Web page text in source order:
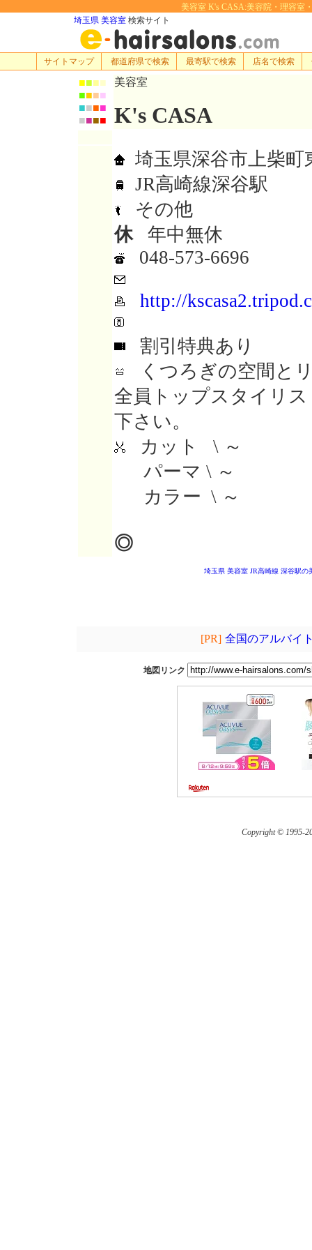
美容室 K's CASA:美容院・理容室
埼玉県 美容室 検索サイト
サイトマップ 都道府県で検索 最寄駅で検索 店名で検索
■■■■
■■■■
■■■■
■■■■
美容室
K's CASA
埼玉県深谷市上柴町
JR高崎線深谷駅
その他
休年中無休
048-573-6696
http://
割引特典あり
くつろぎの空間と
全員トップスタイリ
下さい。
カット \ ～
パーマ \ ～
カラー \ ～
◎
埼玉県 美容室 JR高崎線 深谷駅の
[PR] 全国のアルバイ
地図リンク
Copyright © 1995-